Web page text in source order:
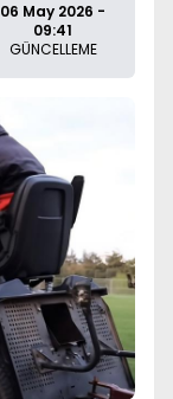
06 May 2026 -
09:41
GÜNCELLEME